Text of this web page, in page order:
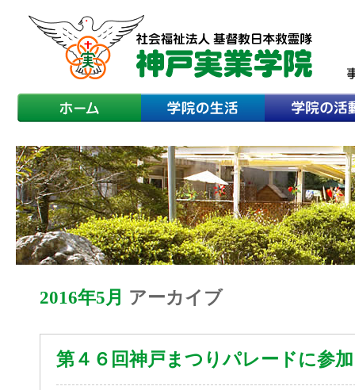
2016年5月 アーカイブ
第４６回神戸まつりパレードに参